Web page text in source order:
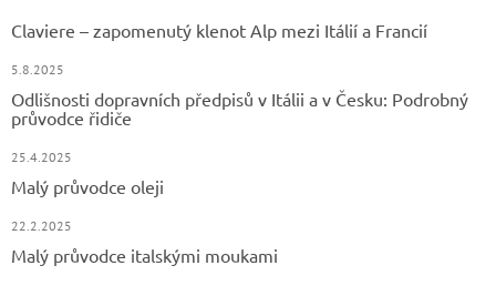
Claviere – zapomenutý klenot Alp mezi Itálií a Francií
5.8.2025
Odlišnosti dopravních předpisů v Itálii a v Česku: Podrobný
průvodce řidiče
25.4.2025
Malý průvodce oleji
22.2.2025
Malý průvodce italskými moukami